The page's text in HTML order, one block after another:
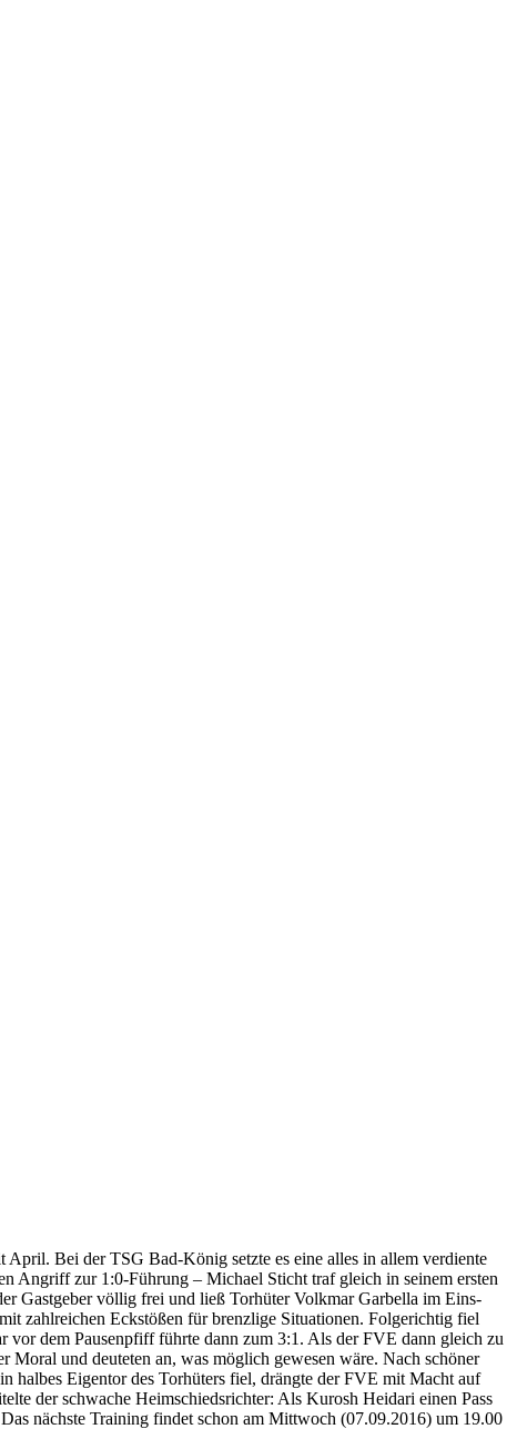
Bei der TSG Bad-König setzte es eine alles in allem verdiente
Angriff zur 1:0-Führung – Michael Sticht traf gleich in seinem ersten
Gastgeber völlig frei und ließ Torhüter Volkmar Garbella im Eins-
zahlreichen Eckstößen für brenzlige Situationen. Folgerichtig fiel
dem Pausenpfiff führte dann zum 3:1. Als der FVE dann gleich zu
Moral und deuteten an, was möglich gewesen wäre. Nach schöner
halbes Eigentor des Torhüters fiel, drängte der FVE mit Macht auf
der schwache Heimschiedsrichter: Als Kurosh Heidari einen Pass
nächste Training findet schon am Mittwoch (07.09.2016) um 19.00